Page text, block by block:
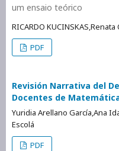
um ensaio teórico
RICARDO
PDF
Revisión Narrativa del
Docentes de
Yuridia Arellano García,Ana
Escolá
PDF